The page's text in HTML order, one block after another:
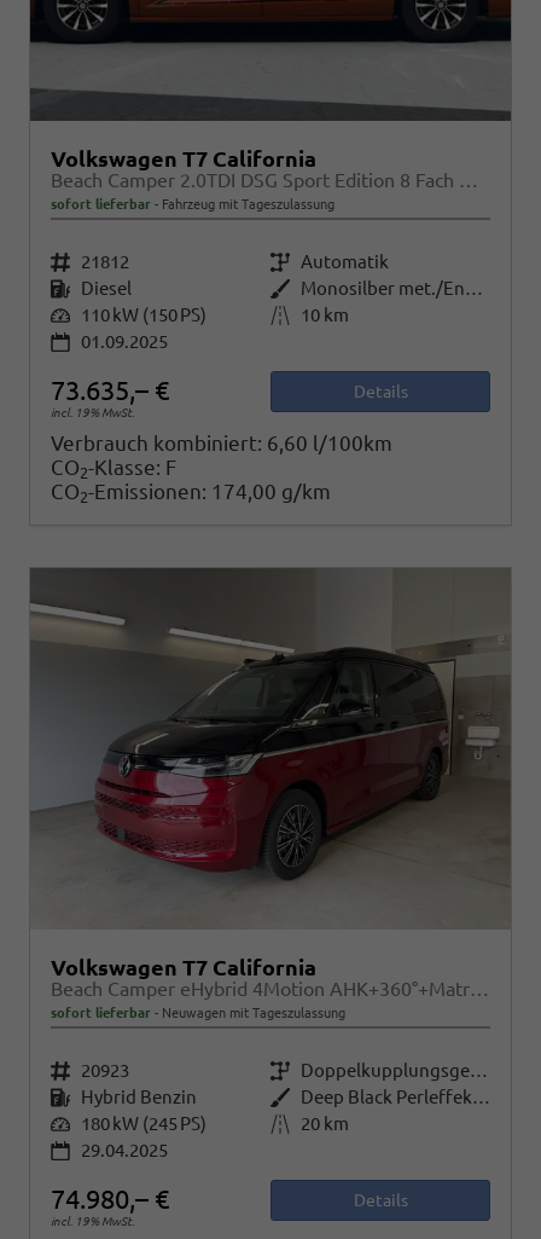
Volkswagen T7 California
Beach Camper 2.0TDI DSG Sport Edition 8 Fach GV5 High+
sofort lieferbar Fahrzeug mit Tageszulassung
Fahrzeugnr. 21812 Getriebe Automatik
Kraftstoff Diesel Außenfarbe
Monosilber met./Energetic Orange met. Dach Schwarz
Leistung 110 kW (150 PS) Kilometerstand
10 km
01.09.2025
73.635,– €
incl. 19% MwSt.
Details
Verbrauch kombiniert: 6,60 l/100km
CO2-Klasse: F
CO2-Emissionen: 174,00 g/km
Volkswagen T7 California
Beach Camper eHybrid 4Motion AHK+360°+Matrix+Navi+Alu17+GJR+Sitzheiz+Keyless
sofort lieferbar Neuwagen mit Tageszulassung
Fahrzeugnr. 20923 Getriebe
Doppelkupplungsgetriebe (DSG)
Kraftstoff Hybrid Benzin Außenfarbe
Deep Black Perleffekt / Fortana Rot Metallic (nur in Verb. mit abgedunkelte Scheiben, wenn nicht Serie)
Leistung 180 kW (245 PS) Kilometerstand
20 km
29.04.2025
74.980,– €
incl. 19% MwSt.
Details